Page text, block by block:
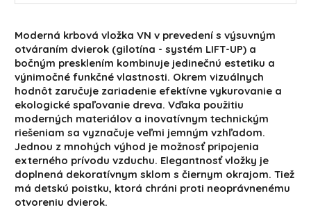
Moderná krbová vložka VN v prevedení s výsuvným
otváraním dvierok (gilotína - systém LIFT-UP) a
bočným presklením kombinuje jedinečnú estetiku a
výnimočné funkčné vlastnosti. Okrem vizuálnych
hodnôt zaručuje zariadenie efektívne vykurovanie a
ekologické spaľovanie dreva. Vďaka použitiu
moderných materiálov a inovatívnym technickým
riešeniam sa vyznačuje veľmi jemným vzhľadom.
Jednou z mnohých výhod je možnosť pripojenia
externého prívodu vzduchu. Elegantnosť vložky je
doplnená dekoratívnym sklom s čiernym okrajom. Tiež
má detskú poistku, ktorá chráni proti neoprávnenému
otvoreniu dvierok.